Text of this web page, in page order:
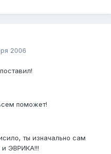
2006
поможет!
ты изначально сам
и ЭВРИКА!!!